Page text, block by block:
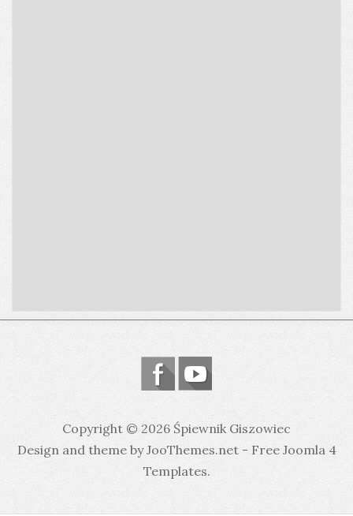
Copyright © 2026 Śpiewnik Giszowiec
Design and theme by JooThemes.net - Free Joomla 4
Templates.